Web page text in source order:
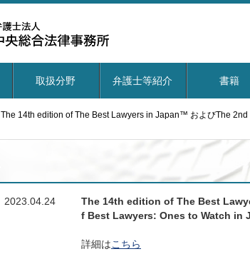
取扱分野 弁護士等紹介 書籍
The 14th edition of The Best Lawyers in Japan™ およびThe
2023.04.24
The 14th edition of The Best
f Best Lawyers: Ones to Watch in
詳細はこちら